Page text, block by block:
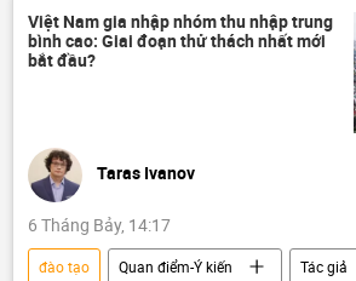
Ninh Thuận
Ninh Thuận-1
Chính trị
Thế giới
chất lượng
Việt Nam gia nhập nhóm thu nhập trung
bình cao: Giai đoạn thử thách nhất mới
bắt đầu?
Taras Ivanov
6 Tháng Bảy, 14:17
đào tạo Quan điểm-Ý kiến
Tác giả